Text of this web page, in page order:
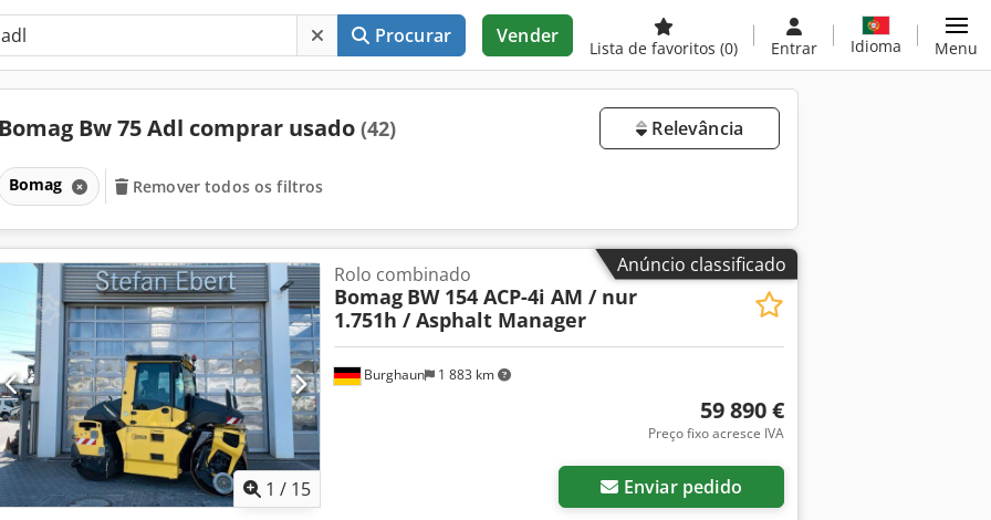
Procurar Vender
Lista de favoritos (0) Entrar Idioma Menu
Bomag Bw 75 Adl comprar usado (42) Relevância
Bomag Remover todos os filtros
Anúncio classificado
1 / 15
Burghaun 1 883 km
Rolo combinado
Bomag BW 154 ACP-4i AM / nur
1.751h / Asphalt Manager
59 890 €
Preço fixo acresce IVA
Enviar pedido